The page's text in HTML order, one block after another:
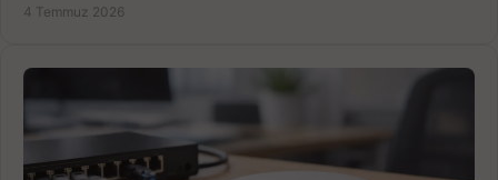
4 Temmuz 2026